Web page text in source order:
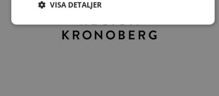
VISA DETALJER